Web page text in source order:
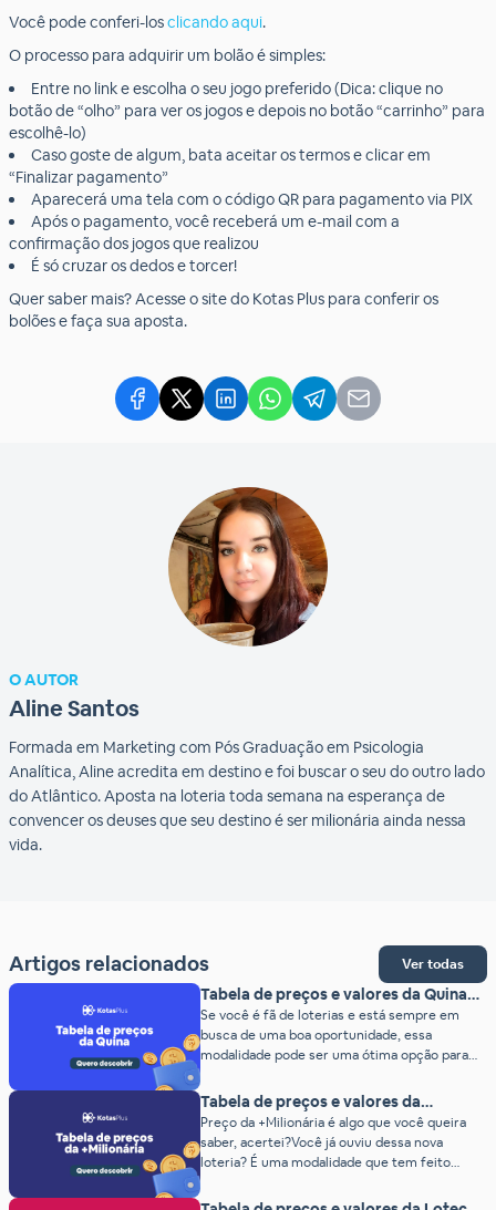
Você pode conferi-losclicando aqui.
O processo para adquirir um bolão é simples:
Entre no link e escolha o seu jogo preferido (Dica: clique no
botão de “olho” para ver os jogos e depois no botão “carrinho” para
escolhê-lo)
Caso goste de algum, bata aceitar os termos e clicar em
“Finalizar pagamento”
Aparecerá uma tela com o código QR para pagamento via PIX
Após o pagamento, você receberá um e-mail com a
confirmação dos jogos que realizou
É só cruzar os dedos e torcer!
Quer saber mais? Acesse o site do Kotas Plus para conferir os
bolões e faça sua aposta.
O AUTOR
Aline Santos
Formada em Marketing com Pós Graduação em Psicologia
Analítica, Aline acredita em destino e foi buscar o seu do outro lado
do Atlântico. Aposta na loteria toda semana na esperança de
convencer os deuses que seu destino é ser milionária ainda nessa
vida.
Artigos relacionados Ver todas
Tabela de preços e valores da Quina
(2026)
Se você é fã de loterias e está sempre em
busca de uma boa oportunidade, essa
modalidade pode ser uma ótima opção para
você, ainda mais depois que descobrir o preço
da Quina. A Quina é uma das loterias mais
populares do Brasil e oferece a chance de
ganhar prêmios incríveis todos os dias. O […]
Tabela de preços e valores da
+Milionária (2026)
Preço da +Milionária é algo que você queira
saber, acertei?Você já ouviu dessa nova
loteria? É uma modalidade que tem feito
muito sucesso entre os brasileiros nos
últimos tempos. Diferente da maioria das